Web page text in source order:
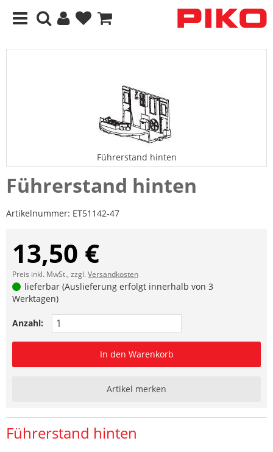
Führerstand hinten
Führerstand hinten
Artikelnummer: ET51142-47
13,50 €
Preis inkl. MwSt., zzgl.Versandkosten
lieferbar (Auslieferung erfolgt innerhalb von 3
Werktagen)
Anzahl:
In den Warenkorb
Artikel merken
Führerstand hinten